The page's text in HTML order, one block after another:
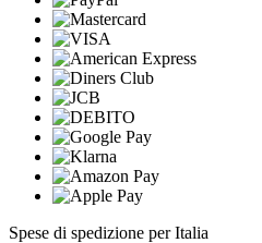
Spese di spedizione per Italia